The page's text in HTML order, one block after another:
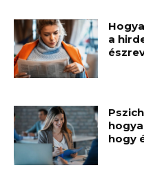
a
hogy